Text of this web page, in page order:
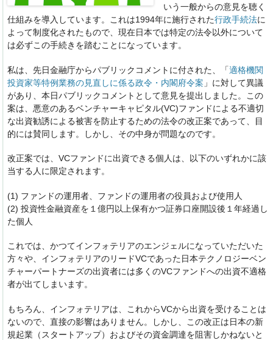
いう一般からの意見を聴く
仕組みを導入しています。これは1994年に施行された行政手続法に
よって制度化されたもので、現在日本では特定の法令以外について
は必ずこの手続きを踏むことになっています。
私は、先日金融庁からパブリックコメントに付された、「適格機関
投資家等特例業務の見直しに係る政令・内閣府令案 」に対して異議
があり、本日パブリックコメントとして意見を提出しました。この
案は、悪意のあるベンチャーキャピタル(VC)ファンドによる不適切
な出資勧誘による被害を防止するための法令の改正案であって、目
的には賛同します。しかし、その中身が問題なのです。
改正案では、VCファンドに出資できる個人は、以下のいずれかに該
当する人に限定されます。
(1) ファンドの運用者、ファンドの運用者の役員および使用人
(2) 投資性金融資産を１億円以上保有かつ証券口座開設後１年経過し
た個人
これでは、かつてインフォテリアのエンジェルになっていただいた
方々や、インフォテリアのリードVCであった日本テクノロジーベン
チャーパートナーズの出資者には多くのVCファンドへの出資不適格
者が出てしまいます。
もちろん、インフォテリアは、これからVCから出資を受けることは
ないので、直接の影響はありません。しかし、この改正は日本の新
規起業（スタートアップ）およびその資金調達を阻害しかねないと